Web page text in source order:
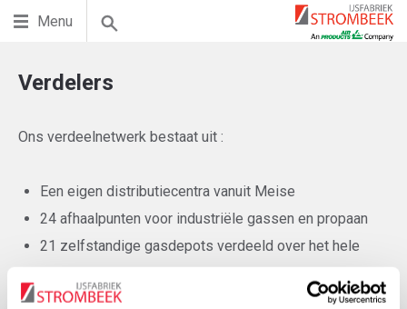
Menu
Verdelers
Ons verdeelnetwerk bestaat uit :
Een eigen distributiecentra vanuit Meise
24 afhaalpunten voor industriële gassen en propaan
21 zelfstandige gasdepots verdeeld over het hele